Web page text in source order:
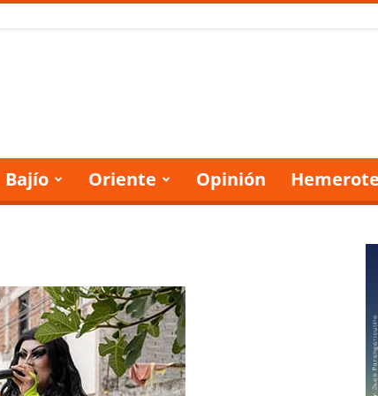
Bajío Oriente Opinión